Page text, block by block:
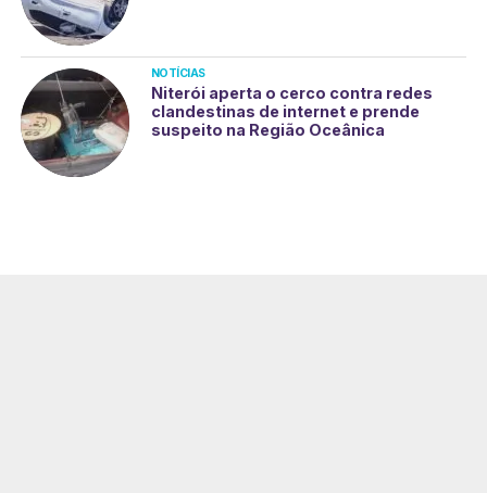
NOTÍCIAS
Niterói aperta o cerco contra redes
clandestinas de internet e prende
suspeito na Região Oceânica